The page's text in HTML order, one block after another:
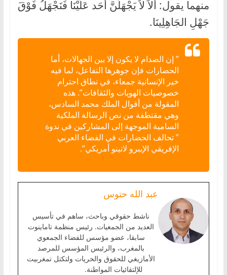
منهما يقول: أَلاَ لاَ يَجْهَلَنَّ أَحَد عَلَيْنَا فَنَجْهَلُ فَوْقَ
جَهْلِ الجَاهِلِينَا.
” إن الصدام لا يكون إلا بين الجهالات، أما
الحضارات فإن جوهرها التفاعل، لما فيه
خير الإنسانية جمعاء، في نطاق احترام
خصوصيات الهويات والثقافات”. هذه
المقولة من أقوال الملك محمد السادس،
وهي مقتطفة من نص الرسالة الملكية
السامية الموجهة إلى المشاركين في ندوة
” تحالف الحضارات في الفضاء العربي
الإفريقي الإيبرو لاتينو أمريكي”.
عبد الله حتوس
ناشط حقوقي وباحث، ساهم في تأسيس
العديد من الجمعيات. رئيس منظمة تاماينوت
سابقا، عضو مؤسس للفضاء الجمعوي
بالمغرب، والرئيس المؤسس للمرصد
الأمازيغي للحقوق والحريات ولتكتل تمغربيت
للإلتقائيات المواطنة.